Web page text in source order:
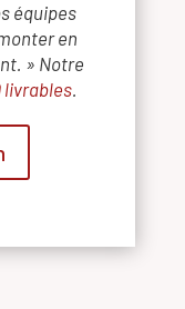
équipes
en
» Notre
livrables.